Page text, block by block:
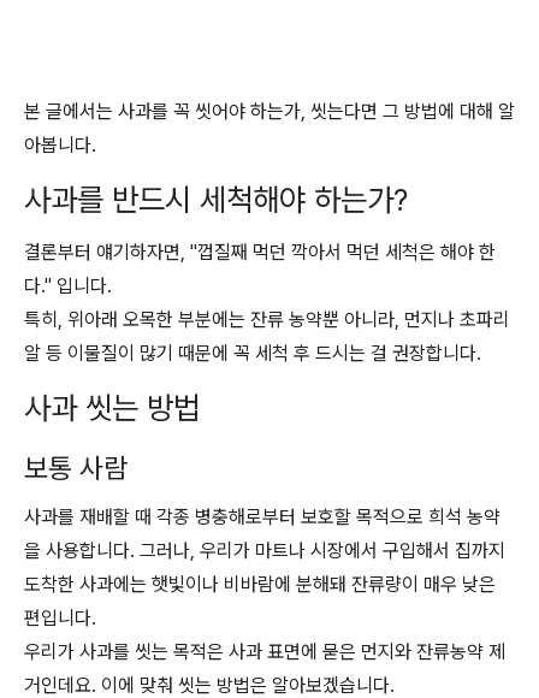
본 글에서는 사과를 꼭 씻어야 하는가, 씻는다면 그 방법에 대해 알
아봅니다.
사과를 반드시 세척해야 하는가?
결론부터 얘기하자면, "껍질째 먹던 깍아서 먹던 세척은 해야 한
다." 입니다.
특히, 위아래 오목한 부분에는 잔류 농약뿐 아니라, 먼지나 초파리
알 등 이물질이 많기 때문에 꼭 세척 후 드시는 걸 권장합니다.
사과 씻는 방법
보통 사람
사과를 재배할 때 각종 병충해로부터 보호할 목적으로 희석 농약
을 사용합니다. 그러나, 우리가 마트나 시장에서 구입해서 집까지
도착한 사과에는 햇빛이나 비바람에 분해돼 잔류량이 매우 낮은
편입니다.
우리가 사과를 씻는 목적은 사과 표면에 묻은 먼지와 잔류농약 제
거인데요. 이에 맞춰 씻는 방법은 알아보겠습니다.